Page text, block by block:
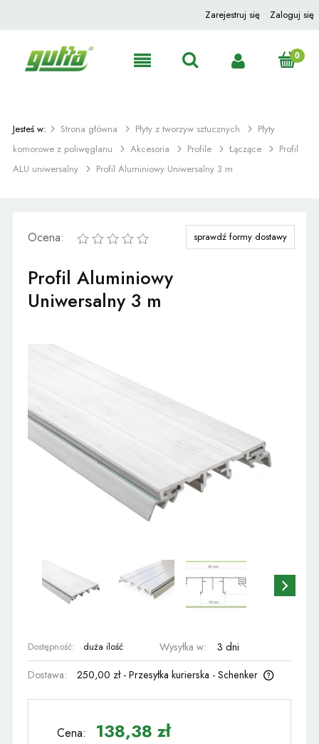
Zarejestruj się Zaloguj się
Jesteś w: Strona główna Płyty z tworzyw sztucznych
Płyty
komorowe z poliwęglanu
Akcesoria Profile Łączące
Profil
ALU uniwersalny
Profil Aluminiowy Uniwersalny 3 m
Profil Aluminiowy
Uniwersalny 3 m
Dostępność: duża ilość Wysyłka w:
3 dni
Dostawa:
250,00 zł - Przesyłka kurierska - Schenker
sprawdź formy dostawy
Cena: 138,38 zł
Ocena: